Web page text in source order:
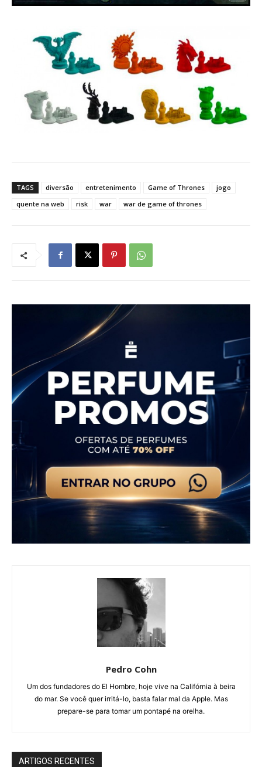
TAGS diversão entretenimento Game of Thrones
jogo
quente na web
risk war war de game of thrones
Pedro Cohn
Um dos fundadores do El Hombre, hoje vive na Califórnia à beira
do mar. Se você quer irritá-lo, basta falar mal da Apple. Mas
prepare-se para tomar um pontapé na orelha.
ARTIGOS RECENTES